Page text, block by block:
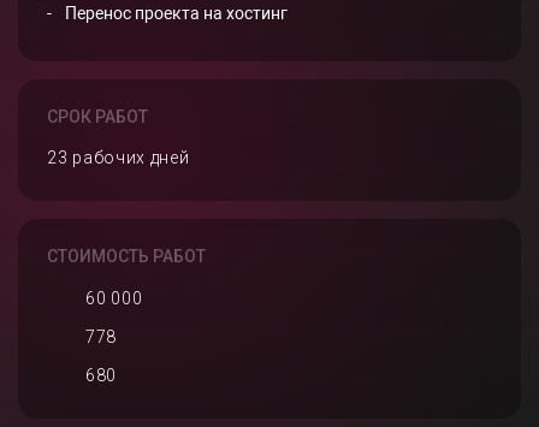
Перенос проекта на хостинг
СРОК РАБОТ
23 рабочих дней
СТОИМОСТЬ РАБОТ
60 000
778
680